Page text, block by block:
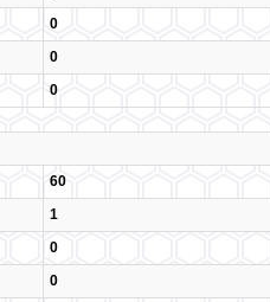
0
0
0
60
1
0
0